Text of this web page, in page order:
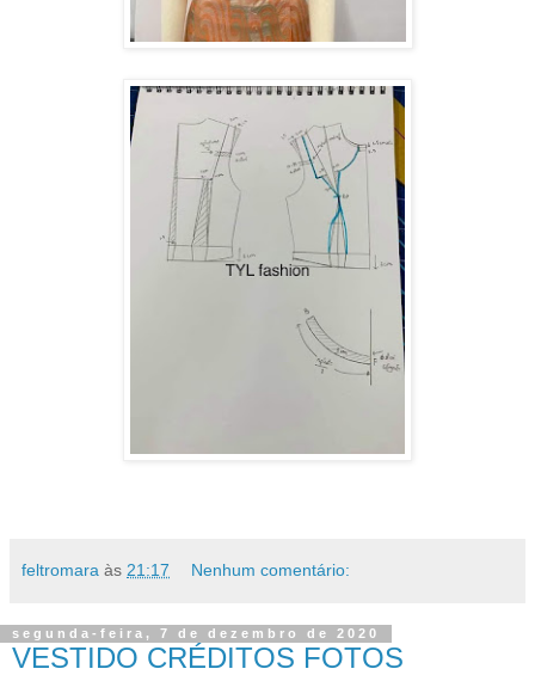
feltromara às 21:17 Nenhum comentário:
segunda-feira, 7 de dezembro de 2020
VESTIDO CRÉDITOS FOTOS